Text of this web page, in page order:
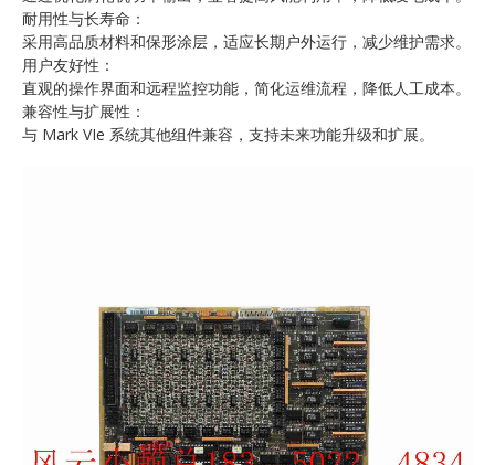
耐用性与长寿命：
采用高品质材料和保形涂层，适应长期户外运行，减少维护需求。
用户友好性：
直观的操作界面和远程监控功能，简化运维流程，降低人工成本。
兼容性与扩展性：
与 Mark VIe 系统其他组件兼容，支持未来功能升级和扩展。